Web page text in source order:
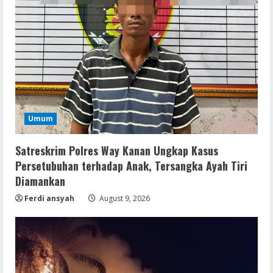
Umum
Satreskrim Polres Way Kanan Ungkap Kasus
Persetubuhan terhadap Anak, Tersangka Ayah Tiri
Diamankan
Ferdi ansyah August 9, 2026